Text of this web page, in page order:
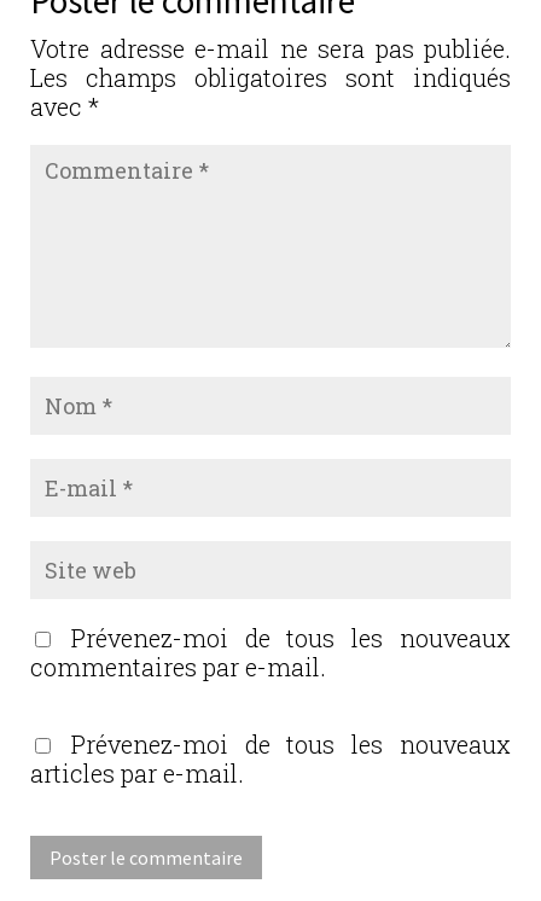
o
o
k
n
Votre adresse e-mail ne sera pas publiée.
Les champs obligatoires sont indiqués
avec *
Prévenez-moi de tous les nouveaux
commentaires par e-mail.
Prévenez-moi de tous les nouveaux
articles par e-mail.